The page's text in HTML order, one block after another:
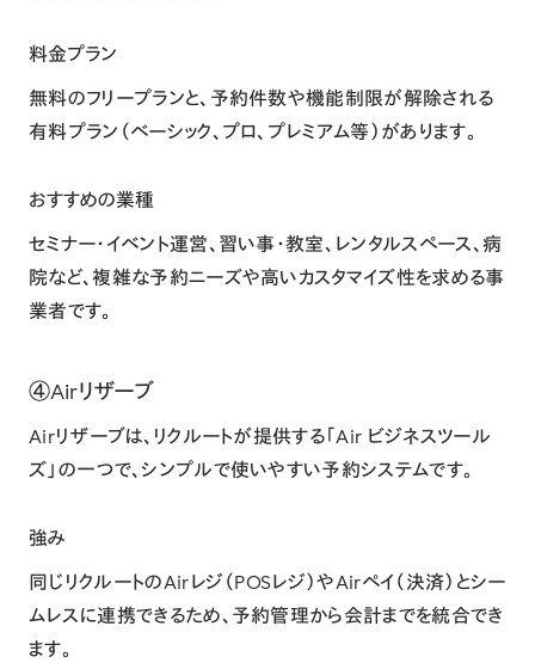
料金プラン
無料のフリープランと、予約件数や機能制限が解除される
有料プラン（ベーシック、プロ、プレミアム等）があります。
おすすめの業種
セミナー・イベント運営、習い事・教室、レンタルスペース、病
院など、複雑な予約ニーズや高いカスタマイズ性を求める事
業者です。
④Airリザーブ
Airリザーブは、リクルートが提供する「Air ビジネスツール
ズ」の一つで、シンプルで使いやすい予約システムです。
強み
同じリクルートのAirレジ（POSレジ）やAirペイ（決済）とシー
ムレスに連携できるため、予約管理から会計までを統合でき
ます。